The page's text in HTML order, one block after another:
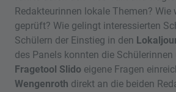
Redakteurinnen lokale Themen? Wie
geprüft? Wie gelingt interessierten
Schülern der Einstieg in den
des Panels konnten die
Fragetool Slido eigene Fragen
Wengenroth direkt an die beiden